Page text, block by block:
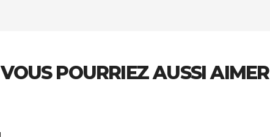
VOUS POURRIEZ AUSSI AIMER